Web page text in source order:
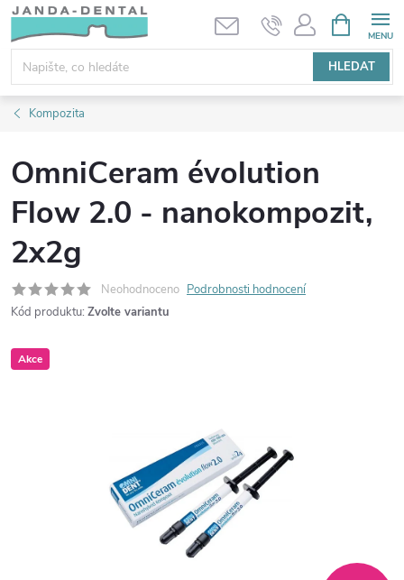
Přejít
obsah
HLEDAT
NÁKUPNÍ
KOŠÍK
Kompozita
OmniCeram évolution
Flow 2.0 - nanokompozit,
2x2g
Neohodnoceno Podrobnosti hodnocení
Kód produktu: Zvolte variantu
Akce